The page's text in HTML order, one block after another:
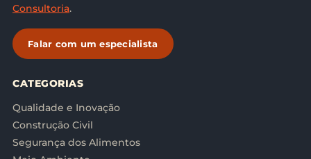
Consultoria.
Falar com um especialista
CATEGORIAS
Qualidade e Inovação
Construção Civil
Segurança dos Alimentos